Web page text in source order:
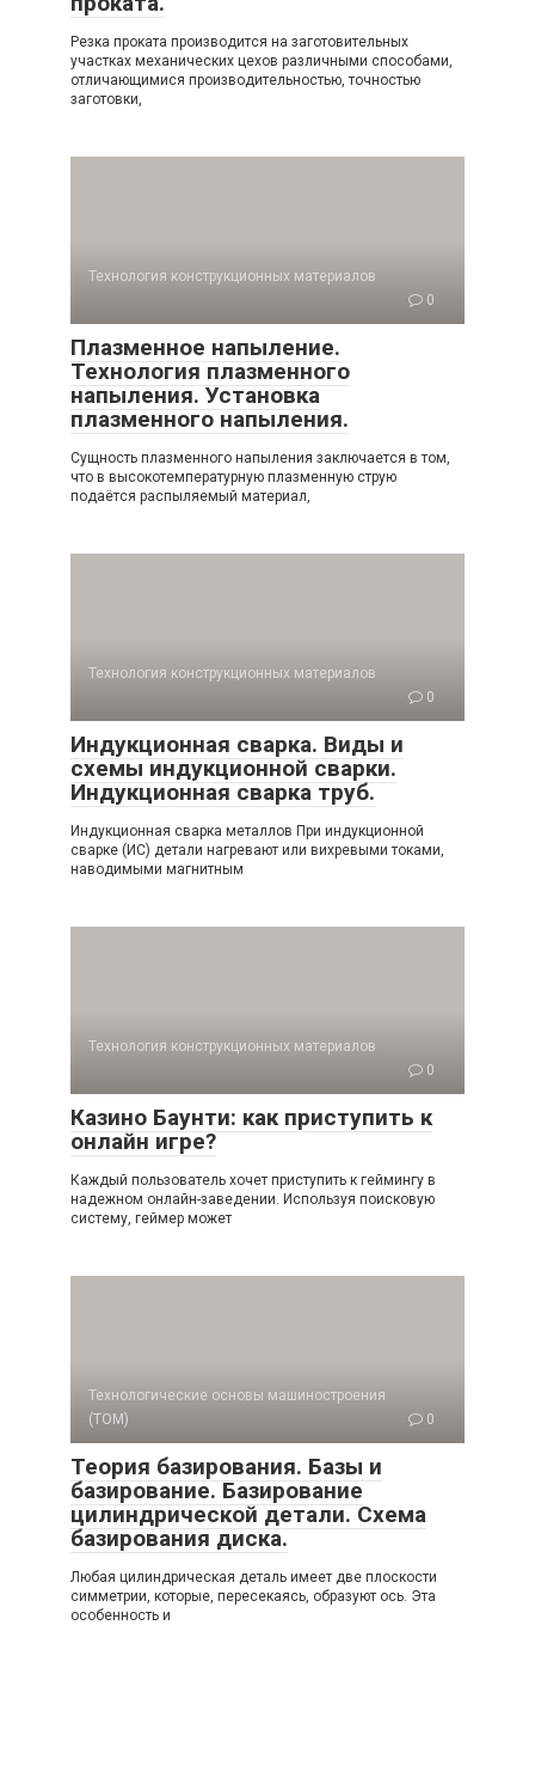
Резка проката производится на заготовительных
участках механических цехов различными способами,
отличающимися производительностью, точностью
заготовки,
Технология конструкционных материалов
0
Плазменное напыление.
Технология плазменного
напыления. Установка
плазменного напыления.
Сущность плазменного напыления заключается в том,
что в высокотемпературную плазменную струю
подаётся распыляемый материал,
Технология конструкционных материалов
0
Индукционная сварка. Виды и
схемы индукционной сварки.
Индукционная сварка труб.
Индукционная сварка металлов При индукционной
сварке (ИС) детали нагревают или вихревыми токами,
наводимыми магнитным
Технология конструкционных материалов
0
Казино Баунти: как приступить к
онлайн игре?
Каждый пользователь хочет приступить к геймингу в
надежном онлайн-заведении. Используя поисковую
систему, геймер может
Технологические основы машиностроения
(ТОМ)
0
Теория базирования. Базы и
базирование. Базирование
цилиндрической детали. Схема
базирования диска.
Любая цилиндрическая деталь имеет две плоскости
симметрии, которые, пересекаясь, образуют ось. Эта
особенность и